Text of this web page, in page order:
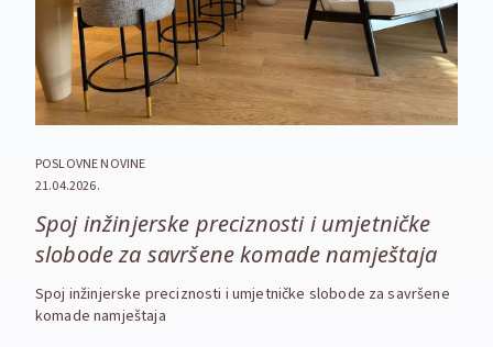
POSLOVNE NOVINE
21.04.2026.
Spoj inžinjerske preciznosti i umjetničke
slobode za savršene komade namještaja
Spoj inžinjerske preciznosti i umjetničke slobode za savršene
komade namještaja